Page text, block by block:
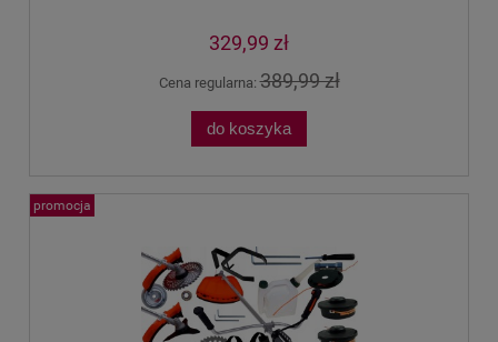
329,99 zł
Cena regularna:389,99 zł
do koszyka
promocja